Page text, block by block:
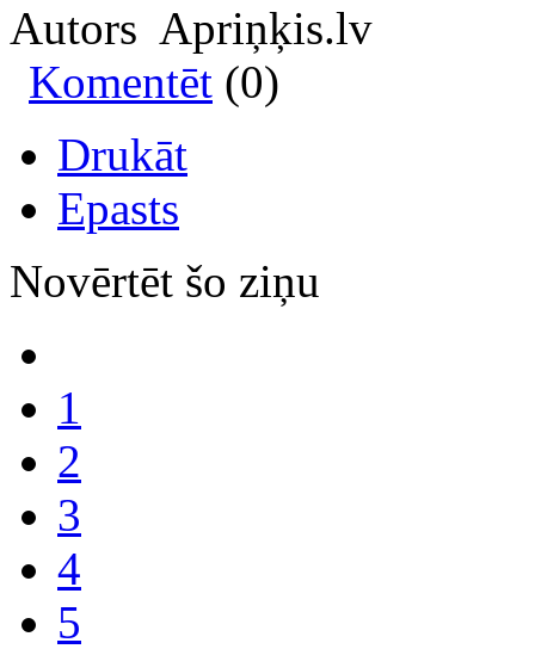
Autors Apriņķis.lv
Komentēt (0)
Drukāt
Epasts
Novērtēt šo ziņu
1
2
3
4
5